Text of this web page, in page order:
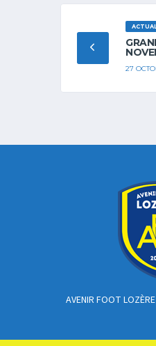
27
AVENIR FOOT LOZÈRE